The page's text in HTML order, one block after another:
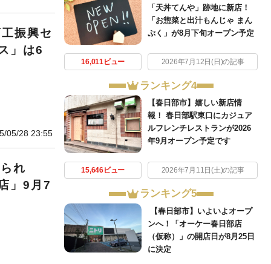
振興セ
」は6
05/28 23:55
れ
」9月7
「天丼てんや」跡地に新店！
「お惣菜と出汁もんじゃ まん
ぷく」が8月下旬オープン予定
16,011ビュー 2026年7月12日(日)の記事
ランキング4
【春日部市】嬉しい新店情
報！ 春日部駅東口にカジュア
ルフレンチレストランが2026
年9月オープン予定です
15,646ビュー 2026年7月11日(土)の記事
ランキング5
【春日部市】いよいよオープ
ンへ！「オーケー春日部店
（仮称）」の開店日が8月25日
に決定